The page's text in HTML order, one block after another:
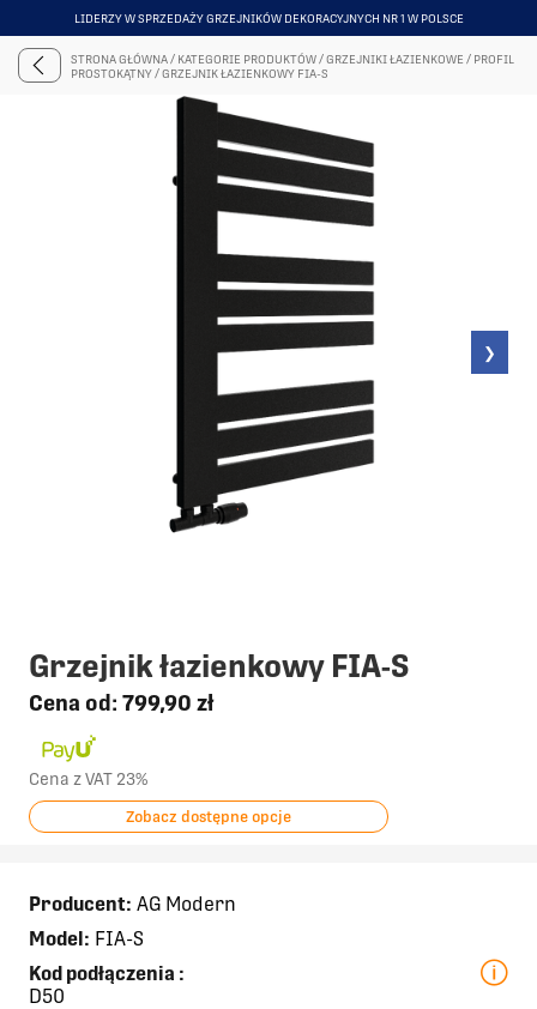
NAJWIĘKSZY SHOWROOM Z GRZEJNIKAMI DEKORACYJNYMI
ITEM
STRONA GŁÓWNA/ KATEGORIE PRODUKTÓW/GRZEJNIKI ŁAZIENKOWE / PROFIL
PROSTOKĄTNY/GRZEJNIK ŁAZIENKOWY FIA-S
❯
Grzejnik łazienkowy FIA-S
Cena od: 799,90 zł
Cena z VAT 23%
Zobacz dostępne opcje
Producent: AG Modern
Model: FIA-S
Kod podłączenia :
D50